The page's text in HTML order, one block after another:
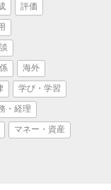
評価
海外
学び・学習
・経理
マネー・資産